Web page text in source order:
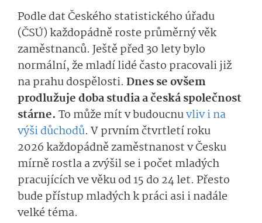
Podle dat Českého statistického úřadu
(ČSÚ) každopádně roste průměrný věk
zaměstnanců. Ještě před 30 lety bylo
normální, že mladí lidé často pracovali již
na prahu dospělosti. Dnes se ovšem
prodlužuje doba studia a česká společnost
stárne. To může mít v budoucnuvliv i na
výši důchodů. V prvním čtvrtletí roku
2026 každopádně zaměstnanost v Česku
mírně rostla a zvýšil se i počet mladých
pracujících ve věku od 15 do 24 let. Přesto
bude přístup mladých k práci asi i nadále
velké téma.